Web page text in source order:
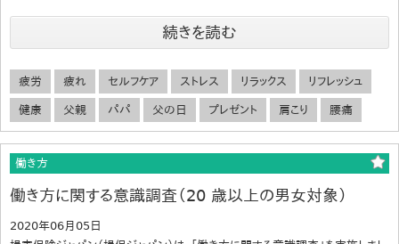
続きを読む
疲労 疲れ セルフケア ストレス リラックス リフレッシュ
健康 父親 パパ 父の日 プレゼント 肩こり 腰痛
働き方
働き方に関する意識調査（20 歳以上の男女対象）
2020年06月05日